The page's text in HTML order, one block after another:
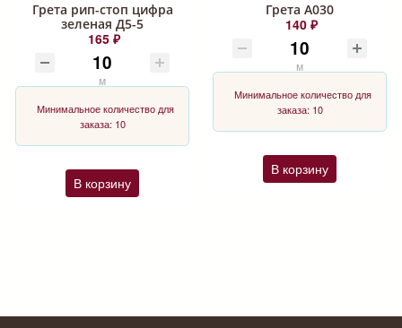
Грета рип-стоп цифра
зеленая Д5-5
165 ₽
м
Минимальное количество для
заказа: 10
В корзину
Грета А030
140 ₽
м
Минимальное количество для
заказа: 10
В корзину